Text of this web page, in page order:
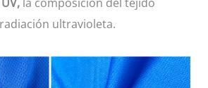
ultravioleta.